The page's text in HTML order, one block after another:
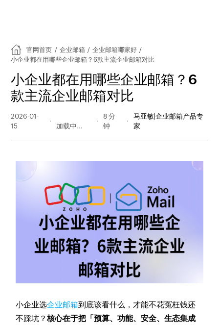
官网首页 / 企业邮箱 / 企业邮箱哪家好 /
小企业都在用哪些企业邮箱？6款主流企业邮箱对比
小企业都在用哪些企业邮箱？6
款主流企业邮箱对比
2026-01-
15
量
8 分
钟
马亚敏|企业邮箱产品专
家
小企业选企业邮箱到底该看什么，才能不花冤枉钱还
不踩坑？核心在于把「预算、功能、安全、生态集成